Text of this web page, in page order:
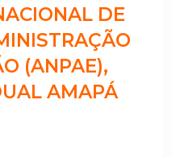
DE
(ANPAE),
AMAPÁ